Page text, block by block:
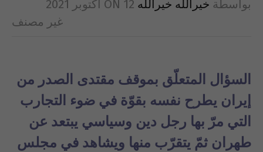
بواسطة خيرالله خيرالله ON 12 أكتوبر 2021
غير مصنف
السؤال المتعلّق بموقف مقتدى الصدر من
إيران يطرح نفسه بقوّة في ضوء التجارب
التي مرّ بها رجل دين وسياسي يبتعد عن
طهران ثمّ يتقرّب منها ويشاهد في مجلس